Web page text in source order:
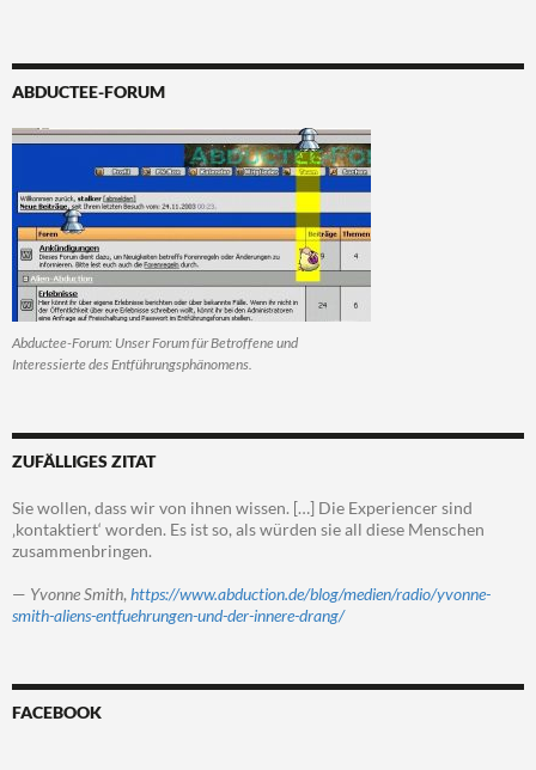
ABDUCTEE-FORUM
Abductee-Forum: Unser Forum für Betroffene und
Interessierte des Entführungsphänomens.
ZUFÄLLIGES ZITAT
Sie wollen, dass wir von ihnen wissen. […] Die Experiencer sind
‚kontaktiert‘ worden. Es ist so, als würden sie all diese Menschen
zusammenbringen.
— Yvonne Smith, https://www.abduction.de/blog/medien/radio/yvonne-
smith-aliens-entfuehrungen-und-der-innere-drang/
FACEBOOK